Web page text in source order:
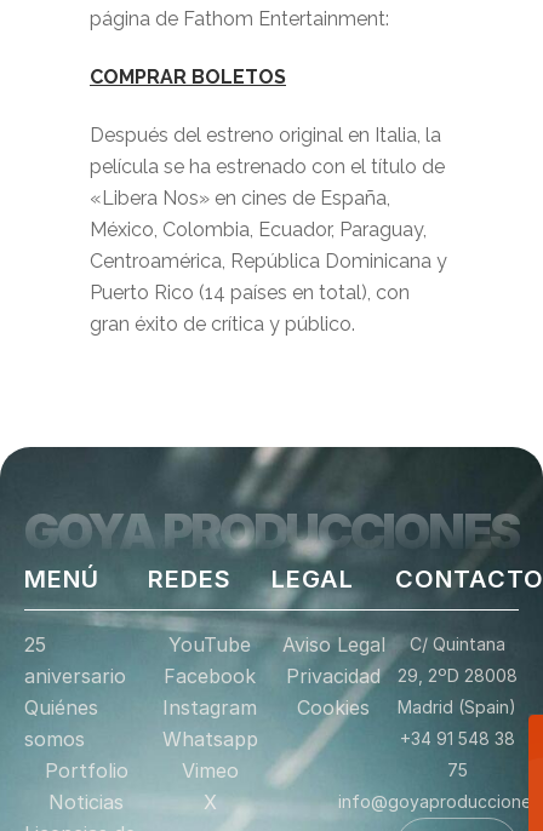
página de Fathom Entertainment:
COMPRAR BOLETOS
Después del estreno original en Italia, la
película se ha estrenado con el título de
«Libera Nos» en cines de España,
México, Colombia, Ecuador, Paraguay,
Centroamérica, República Dominicana y
Puerto Rico (14 países en total), con
gran éxito de crítica y público.
GOYA PRODUCCIONES
MENÚ
25
aniversario
Quiénes
somos
Portfolio
Noticias
REDES
YouTube
Facebook
Instagram
Whatsapp
Vimeo
X
LEGAL
Aviso Legal
Privacidad
Cookies
CONTACTO
C/ Quintana
29, 2ºD 28008
Madrid (Spain)
+34 91 548 38
75